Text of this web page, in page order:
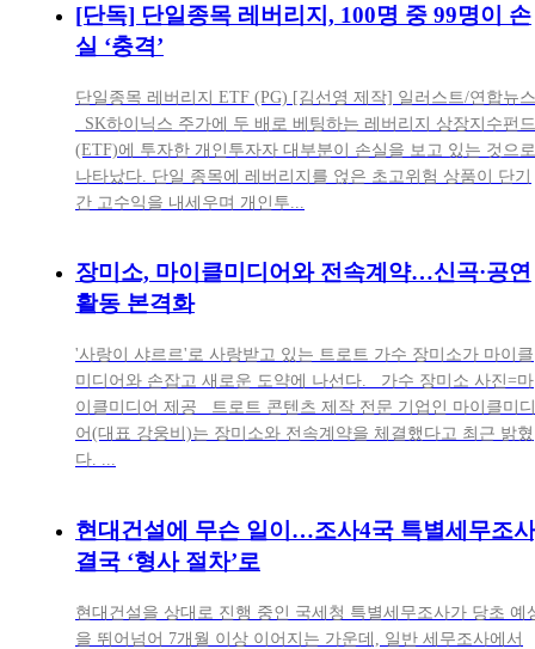
[단독] 단일종목 레버리지, 100명 중 99명이 손
실 ‘충격’
단일종목 레버리지 ETF (PG) [김선영 제작] 일러스트/연합뉴스
SK하이닉스 주가에 두 배로 베팅하는 레버리지 상장지수펀드
(ETF)에 투자한 개인투자자 대부분이 손실을 보고 있는 것으로
나타났다. 단일 종목에 레버리지를 얹은 초고위험 상품이 단기
간 고수익을 내세우며 개인투...
장미소, 마이클미디어와 전속계약…신곡·공연
활동 본격화
'사랑이 샤르르'로 사랑받고 있는 트로트 가수 장미소가 마이클
미디어와 손잡고 새로운 도약에 나선다. 가수 장미소 사진=마
이클미디어 제공 트로트 콘텐츠 제작 전문 기업인 마이클미디
어(대표 강웅비)는 장미소와 전속계약을 체결했다고 최근 밝혔
다. ...
현대건설에 무슨 일이…조사4국 특별세무조
결국 ‘형사 절차’로
현대건설을 상대로 진행 중인 국세청 특별세무조사가 당초 예
을 뛰어넘어 7개월 이상 이어지는 가운데, 일반 세무조사에서